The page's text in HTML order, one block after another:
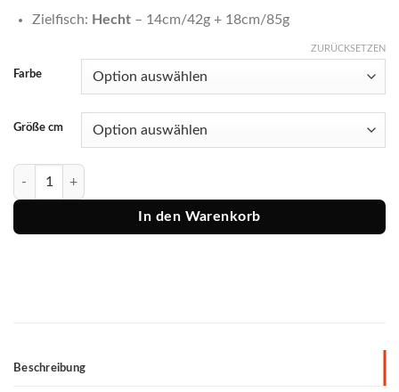
Zielfisch: Hecht– 14cm/42g + 18cm/85g
Farbe
Größe cm
ZURÜCKSETZEN
In den Warenkorb
Beschreibung